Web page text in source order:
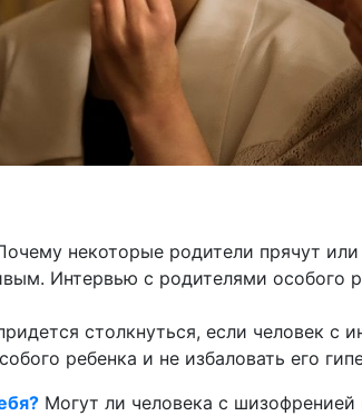
некоторые родители прячут
Интервью с родителями особого
столкнуться, если человек с
ребенка и не избаловать его
Могут ли человека с шизофренией